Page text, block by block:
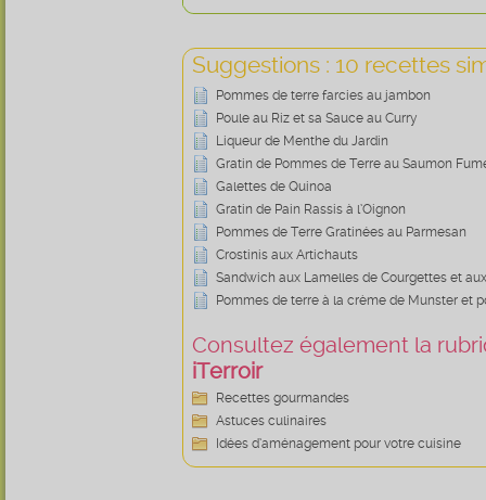
Suggestions : 10 recettes
Pommes de terre farcies au jambon
Poule au Riz et sa Sauce au Curry
Liqueur de Menthe du Jardin
Gratin de Pommes de Terre au Saumon
Galettes de Quinoa
Gratin de Pain Rassis à l’Oignon
Pommes de Terre Gratinées au Parmesan
Crostinis aux Artichauts
Sandwich aux Lamelles de Courgettes et
Pommes de terre à la crème de Munster et
Consultez également la
iTerroir
Recettes gourmandes
Astuces culinaires
Idées d’aménagement pour votre cuisine